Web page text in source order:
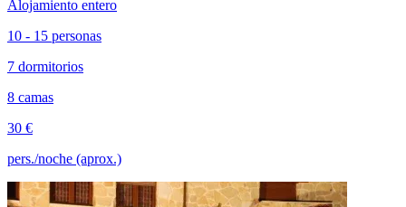
Alojamiento entero
10 - 15 personas
7 dormitorios
8 camas
30 €
pers./noche (aprox.)